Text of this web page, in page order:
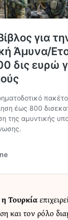
η Τουρκία
και τον ρόλο